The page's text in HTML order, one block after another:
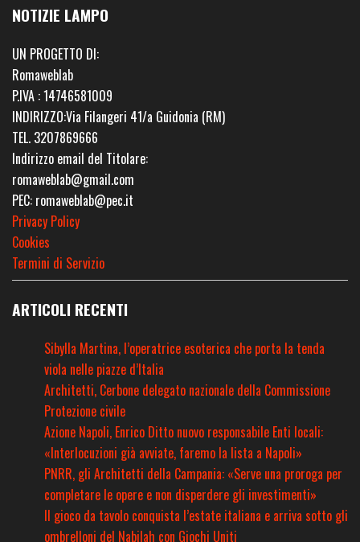
NOTIZIE LAMPO
UN PROGETTO DI:
Romaweblab
P.IVA : 14746581009
INDIRIZZO:Via Filangeri 41/a Guidonia (RM)
TEL. 3207869666
Indirizzo email del Titolare:
romaweblab@gmail.com
PEC: romaweblab@pec.it
Privacy Policy
Cookies
Termini di Servizio
ARTICOLI RECENTI
Sibylla Martina, l’operatrice esoterica che porta la tenda
viola nelle piazze d’Italia
Architetti, Cerbone delegato nazionale della Commissione
Protezione civile
Azione Napoli, Enrico Ditto nuovo responsabile Enti locali:
«Interlocuzioni già avviate, faremo la lista a Napoli»
PNRR, gli Architetti della Campania: «Serve una proroga per
completare le opere e non disperdere gli investimenti»
Il gioco da tavolo conquista l’estate italiana e arriva sotto gli
ombrelloni del Nabilah con Giochi Uniti